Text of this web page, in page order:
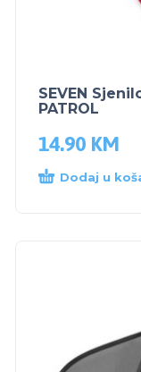
SEVEN
PATROL
14.90 KM
Dodaj u